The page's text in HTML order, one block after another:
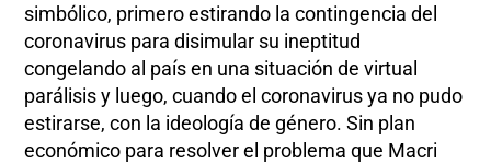
simbólico, primero estirando la contingencia del
coronavirus para disimular su ineptitud
congelando al país en una situación de virtual
parálisis y luego, cuando el coronavirus ya no pudo
estirarse, con la ideología de género. Sin plan
económico para resolver el problema que Macri